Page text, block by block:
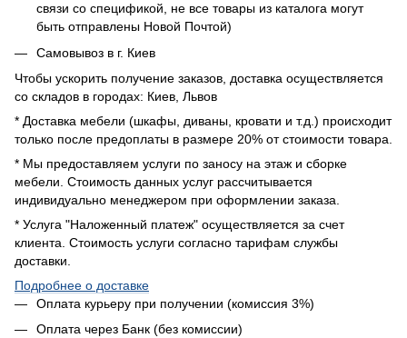
связи со спецификой, не все товары из каталога могут
быть отправлены Новой Почтой)
Самовывоз в г. Киев
Чтобы ускорить получение заказов, доставка осуществляется
со складов в городах: Киев, Львов
* Доставка мебели (шкафы, диваны, кровати и т.д.) происходит
только после предоплаты в размере 20% от стоимости товара.
* Мы предоставляем услуги по заносу на этаж и сборке
мебели. Стоимость данных услуг рассчитывается
индивидуально менеджером при оформлении заказа.
* Услуга "Наложенный платеж" осуществляется за счет
клиента. Стоимость услуги согласно тарифам службы
доставки.
Подробнее о доставке
Оплата курьеру при получении (комиссия 3%)
Оплата через Банк (без комиссии)